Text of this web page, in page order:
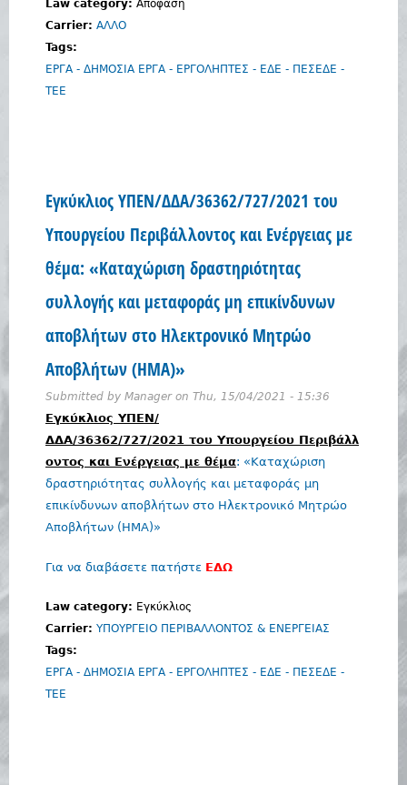
Law category: Απόφαση
Carrier: ΑΛΛΟ
Tags:
ΕΡΓΑ - ΔΗΜΟΣΙΑ ΕΡΓΑ - ΕΡΓΟΛΗΠΤΕΣ - ΕΔΕ - ΠΕΣΕΔΕ -
ΤΕΕ
Εγκύκλιος ΥΠΕΝ/ΔΔΑ/36362/727/2021 του
Υπουργείου Περιβάλλοντος και Ενέργειας με
θέμα: «Καταχώριση δραστηριότητας
συλλογής και μεταφοράς μη επικίνδυνων
αποβλήτων στο Ηλεκτρονικό Μητρώο
Αποβλήτων (ΗΜΑ)»
Submitted by Manageron Thu, 15/04/2021 - 15:36
Εγκύκλιος ΥΠΕΝ/
ΔΔΑ/36362/727/2021 του Υπουργείου Περιβάλλ
οντος και Ενέργειας με θέμα: «Καταχώριση
δραστηριότητας συλλογής και μεταφοράς μη
επικίνδυνων αποβλήτων στο Ηλεκτρονικό Μητρώο
Αποβλήτων (ΗΜΑ)»
Για να διαβάσετε πατήστε ΕΔΩ
Law category: Εγκύκλιος
Carrier: ΥΠΟΥΡΓΕΙΟ ΠΕΡΙΒΑΛΛΟΝΤΟΣ & ΕΝΕΡΓΕΙΑΣ
Tags:
ΕΡΓΑ - ΔΗΜΟΣΙΑ ΕΡΓΑ - ΕΡΓΟΛΗΠΤΕΣ - ΕΔΕ - ΠΕΣΕΔΕ -
ΤΕΕ